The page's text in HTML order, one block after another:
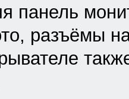
панель
разъёмы